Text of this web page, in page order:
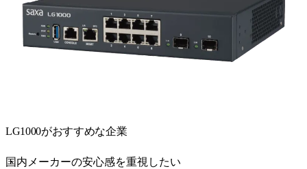
LG1000がおすすめな企業
国内メーカーの安心感を重視したい